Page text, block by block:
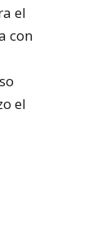
el
con
el